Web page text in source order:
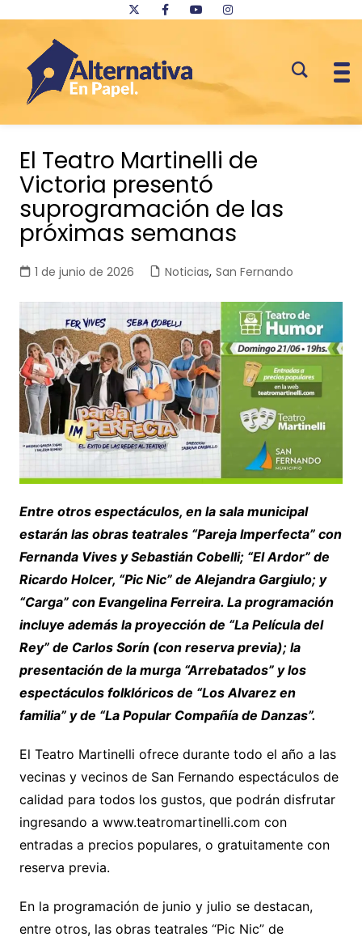
contenido
El Teatro Martinelli de
Victoria presentó
suprogramación de las
próximas semanas
1 de junio de 2026 Noticias, San Fernando
Entre otros espectáculos, en la sala municipal
estarán las obras teatrales “Pareja Imperfecta” con
Fernanda Vives y Sebastián Cobelli; “El Ardor” de
Ricardo Holcer, “Pic Nic” de Alejandra Gargiulo; y
“Carga” con Evangelina Ferreira. La programación
incluye además la proyección de “La Película del
Rey” de Carlos Sorín (con reserva previa); la
presentación de la murga “Arrebatados” y los
espectáculos folklóricos de “Los Alvarez en
familia” y de “La Popular Compañía de Danzas”.
El Teatro Martinelli ofrece durante todo el año a las
vecinas y vecinos de San Fernando espectáculos de
calidad para todos los gustos, que podrán disfrutar
ingresando a www.teatromartinelli.com con
entradas a precios populares, o gratuitamente con
reserva previa.
En la programación de junio y julio se destacan,
entre otros, las obras teatrales “Pic Nic” de